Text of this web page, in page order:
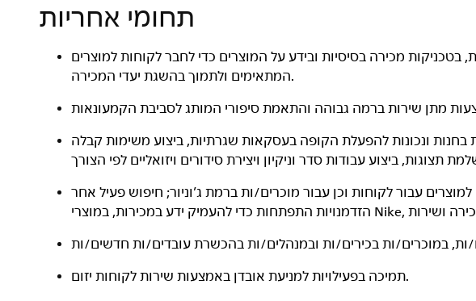
תחומי אחריות
בטכניקות מכירה בסיסיות ובידע על המוצרים כדי לחבר לקוחות למוצרים
המתאימים ולתמוך בהשגת יעדי המכירה.
בחנות ונכונות להפעלת הקופה בעסקאות שגרתיות, ביצוע משימות קבלה
עבור לקוחות וכן עבור מוכרים/ות ברמת ג’וניור; חיפוש פעיל אחר
תמיכה בפעילויות למניעת אובדן באמצעות שירות לקוחות יזום.